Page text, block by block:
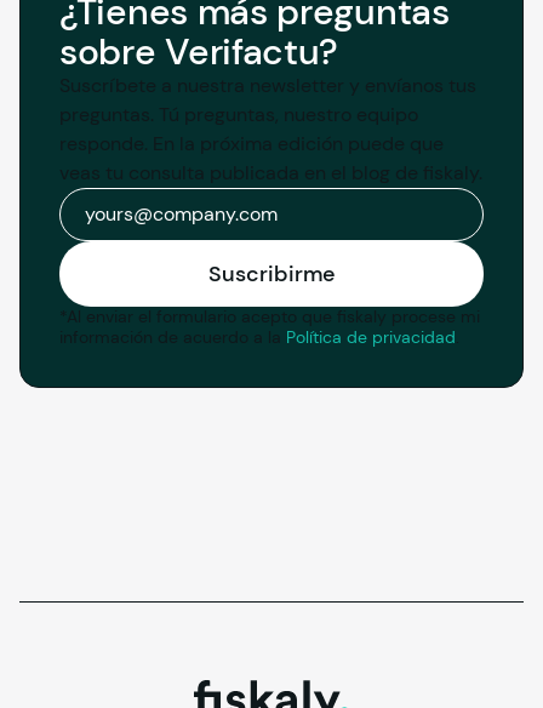
¿Tienes más preguntas
sobre Verifactu?
Suscríbete a nuestra newsletter y envíanos tus
preguntas. Tú preguntas, nuestro equipo
responde. En la próxima edición puede que
veas tu consulta publicada en el blog de
fiskaly
Correo electrónico
Suscribirme
* Al enviar el formulario acepto que fiskaly procese mi
información de acuerdo a la Política de privacidad
fiskaly.